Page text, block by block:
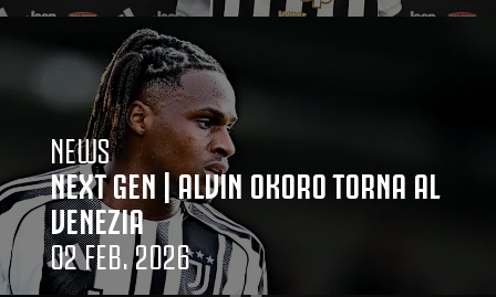
NEWS
NEXT GEN | ALVIN OKORO TORNA AL
VENEZIA
02 FEB. 2026